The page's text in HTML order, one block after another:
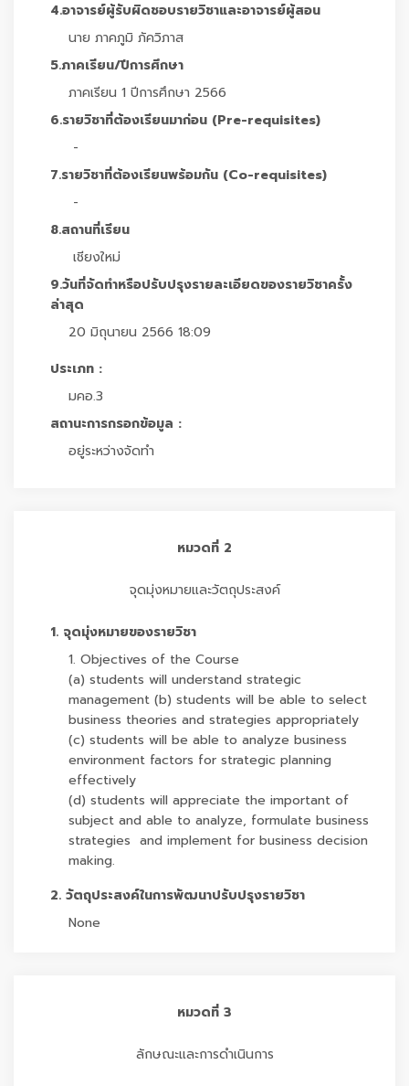
4.อาจารย์ผู้รับผิดชอบรายวิชาและอาจารย์ผู้สอน
นาย ภาคภูมิ ภัควิภาส
5.ภาคเรียน/ปีการศึกษา
ภาคเรียน 1 ปีการศึกษา 2566
6.รายวิชาที่ต้องเรียนมาก่อน (Pre-requisites)
-
7.รายวิชาที่ต้องเรียนพร้อมกัน (Co-requisites)
-
8.สถานที่เรียน
เชียงใหม่
9.วันที่จัดทำหรือปรับปรุงรายละเอียดของรายวิชาครั้ง
ล่าสุด
20 มิถุนายน 2566 18:09
ประเภท :
มคอ.3
สถานะการกรอกข้อมูล :
อยู่ระหว่างจัดทำ
หมวดที่ 2
จุดมุ่งหมายและวัตถุประสงค์
1. จุดมุ่งหมายของรายวิชา
1. Objectives of the Course
(a) students will understand strategic
management (b) students will be able to select
business theories and strategies appropriately
(c) students will be able to analyze business
environment factors for strategic planning
effectively
(d) students will appreciate the important of
subject and able to analyze, formulate business
strategies and implement for business decision
making.
2. วัตถุประสงค์ในการพัฒนาปรับปรุงรายวิชา
None
หมวดที่ 3
ลักษณะและการดำเนินการ